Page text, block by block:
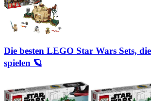
Die besten LEGO Star Wars Sets,
spielen 🪐